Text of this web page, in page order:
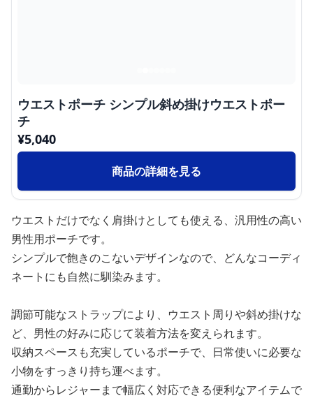
ウエストポーチ シンプル斜め掛けウエストポー
チ
¥5,040
商品の詳細を見る
ウエストだけでなく肩掛けとしても使える、汎用性の高い
男性用ポーチです。
シンプルで飽きのこないデザインなので、どんなコーディ
ネートにも自然に馴染みます。
調節可能なストラップにより、ウエスト周りや斜め掛けな
ど、男性の好みに応じて装着方法を変えられます。
収納スペースも充実しているポーチで、日常使いに必要な
小物をすっきり持ち運べます。
通勤からレジャーまで幅広く対応できる便利なアイテムで